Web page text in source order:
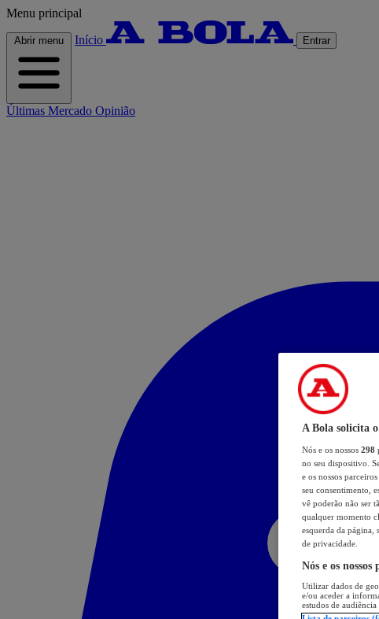
Menu principal
Abrir menu Início Entrar
Últimas Mercado Opinião
A Bola solicita
Nós e os nossos 298
no seu dispositivo.
e os nossos
seu consentimento,
vê poderão não ser
qualquer momento
esquerda da página,
de privacidade.
Nós e os
Utilizar dados de
e/ou aceder a
estudos de